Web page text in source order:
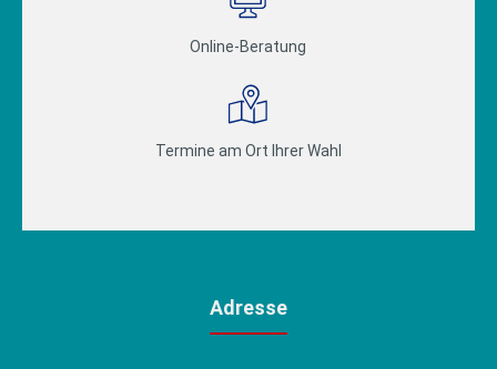
Online-Beratung
Termine am Ort Ihrer Wahl
Adresse